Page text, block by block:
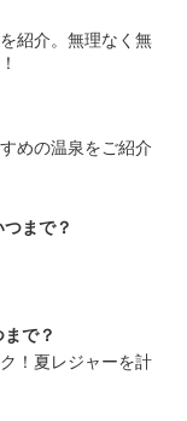
紹介。無理なく無
めの温泉をご紹介
まで？
で？
！夏レジャーを計